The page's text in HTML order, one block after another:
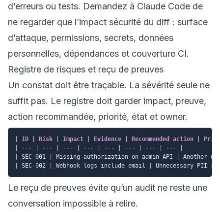
d’erreurs ou tests. Demandez à Claude Code de
ne regarder que l’impact sécurité du diff : surface
d’attaque, permissions, secrets, données
personnelles, dépendances et couverture CI.
Registre de risques et reçu de preuves
Un constat doit être traçable. La sévérité seule ne
suffit pas. Le registre doit garder impact, preuve,
action recommandée, priorité, état et owner.
ID Risk Impact Evidence Recommended action
--- --- --- --- --- --- --- ---
SEC-001 Missing authorization on admin API
Another
SEC-002 Webhook logs include email Unnecessary PII
Le reçu de preuves évite qu’un audit ne reste une
conversation impossible à relire.